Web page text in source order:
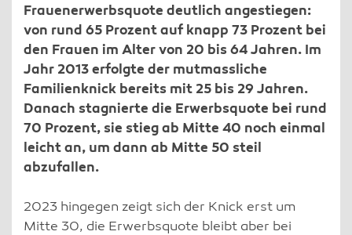
Frauenerwerbsquote deutlich angestiegen:
von rund 65 Prozent auf knapp 73 Prozent bei
den Frauen im Alter von 20 bis 64 Jahren. Im
Jahr 2013 erfolgte der mutmassliche
Familienknick bereits mit 25 bis 29 Jahren.
Danach stagnierte die Erwerbsquote bei rund
70 Prozent, sie stieg ab Mitte 40 noch einmal
leicht an, um dann ab Mitte 50 steil
abzufallen.
2023 hingegen zeigt sich der Knick erst um
Mitte 30, die Erwerbsquote bleibt aber bei